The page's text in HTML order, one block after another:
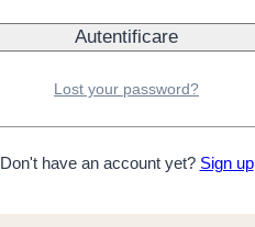
Lost your password?
Don't have an account yet? Sign up